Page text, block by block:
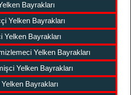
Bayrakları
Yelken Bayrakları
Yelken Bayrakları
Yelken Bayrakları
Yelken Bayrakları
Bayrakları